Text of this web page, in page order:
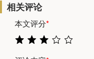
相关评论
本文评分*